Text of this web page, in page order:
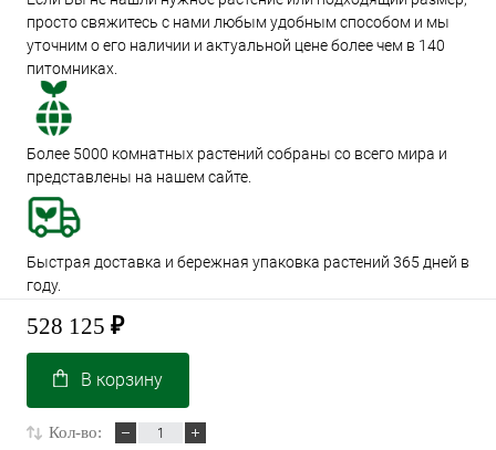
просто свяжитесь с нами любым удобным способом и мы
уточним о его наличии и актуальной цене более чем в 140
питомниках.
Более 5000 комнатных растений собраны со всего мира и
представлены на нашем сайте.
Быстрая доставка и бережная упаковка растений 365 дней в
году.
528 125 ₽
В корзину
Кол-во: